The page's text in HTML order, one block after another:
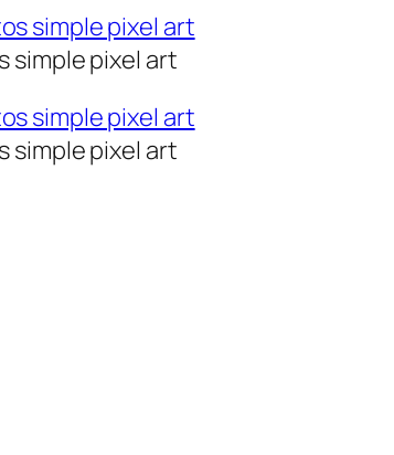
simple pixel art
simple pixel art